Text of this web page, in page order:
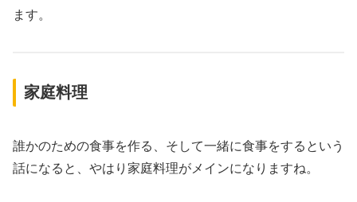
ます。
家庭料理
誰かのための食事を作る、そして一緒に食事をするという
話になると、やはり家庭料理がメインになりますね。